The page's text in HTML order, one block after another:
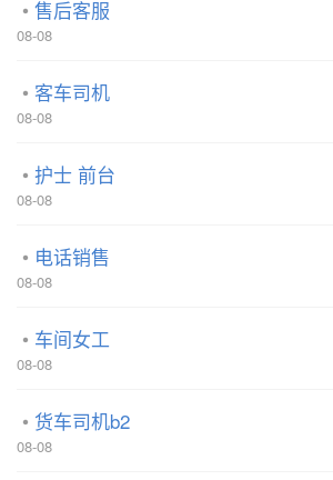
售后客服
08-08
客车司机
08-08
护士 前台
08-08
电话销售
08-08
车间女工
08-08
货车司机b2
08-08